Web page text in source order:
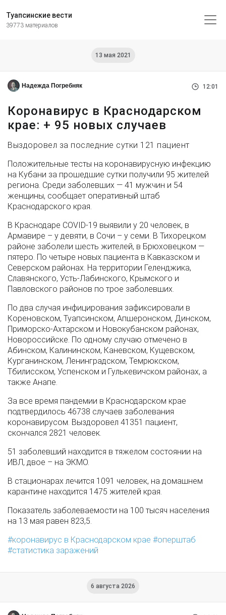
Туапсинские вести
39773 материалов
13 мая 2021
Надежда Погребняк 12:01
Коронавирус в Краснодарском
крае: + 95 новых случаев
Выздоровел за последние сутки 121 пациент
Положительные тесты на коронавирусную инфекцию
на Кубани за прошедшие сутки получили 95 жителей
региона. Среди заболевших — 41 мужчин и 54
женщины, сообщает оперативный штаб
Краснодарского края.
В Краснодаре COVID-19 выявили у 20 человек, в
Армавире – у девяти, в Сочи – у семи. В Тихорецком
районе заболели шесть жителей, в Брюховецком —
пятеро. По четыре новых пациента в Кавказском и
Северском районах. На территории Геленджика,
Славянского, Усть-Лабинского, Крымского и
Павловского районов по трое заболевших.
По два случая инфицирования зафиксировали в
Кореновском, Туапсинском, Апшеронском, Динском,
Приморско-Ахтарском и Новокубанском районах,
Новороссийске. По одному случаю отмечено в
Абинском, Калининском, Каневском, Кущевском,
Курганинском, Ленинградском, Темрюкском,
Тбилисском, Успенском и Гулькевичском районах, а
также Анапе.
За все время пандемии в Краснодарском крае
подтвердилось 46738 случаев заболевания
коронавирусом. Выздоровел 41351 пациент,
скончался 2821 человек.
51 заболевший находится в тяжелом состоянии на
ИВЛ, двое – на ЭКМО.
В стационарах лечится 1091 человек, на домашнем
карантине находится 1475 жителей края.
Показатель заболеваемости на 100 тысяч населения
на 13 мая равен 823,5.
коронавирус в Краснодарском крае
оперштаб
статистика заражений
6 августа 2026